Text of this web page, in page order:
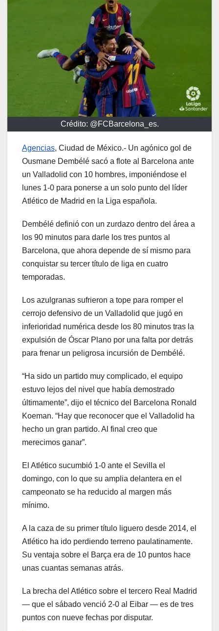
Crédito: @FCBarcelona_es.
Agencias, Ciudad de México.- Un agónico gol de
Ousmane Dembélé sacó a flote al Barcelona ante
un Valladolid con 10 hombres, imponiéndose el
lunes 1-0 para ponerse a un solo punto del líder
Atlético de Madrid en la Liga española.
Dembélé definió con un zurdazo dentro del área a
los 90 minutos para darle los tres puntos al
Barcelona, que ahora depende de sí mismo para
conquistar su tercer título de liga en cuatro
temporadas.
Los azulgranas sufrieron a tope para romper el
cerrojo defensivo de un Valladolid que jugó en
inferioridad numérica desde los 80 minutos tras la
expulsión de Óscar Plano por una falta por detrás
para frenar un peligrosa incursión de Dembélé.
“Ha sido un partido muy complicado, el equipo
estuvo lejos del nivel que había demostrado
últimamente”, dijo el técnico del Barcelona Ronald
Koeman. “Hay que reconocer que el Valladolid ha
hecho un gran partido. Al final creo que
merecimos ganar”.
El Atlético sucumbió 1-0 ante el Sevilla el
domingo, con lo que su amplia delantera en el
campeonato se ha reducido al margen más
mínimo.
A la caza de su primer título liguero desde 2014, el
Atlético ha ido perdiendo terreno paulatinamente.
Su ventaja sobre el Barça era de 10 puntos hace
unas cuantas semanas atrás.
La brecha del Atlético sobre el tercero Real Madrid
— que el sábado venció 2-0 al Eibar — es de tres
puntos con nueve fechas por disputar.